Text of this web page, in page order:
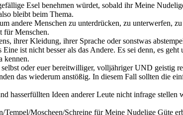
Esel benehmen würdet, sobald ihr Meine
bleibt beim Thema.
andere Menschen zu unterdrücken, zu unterwerfen,
für Menschen.
ihrer Kleidung, ihrer Sprache oder sonstwas
ist nicht besser als das Andere. Es sei denn, es
kennen.
oder euer bereitwilliger, volljähriger UND geistig
das wiederum anstößig. In diesem Fall sollten die
Ideen anderer Leute nicht infrage stellen
Moscheen/Schreine für Meine Nudelige Güte